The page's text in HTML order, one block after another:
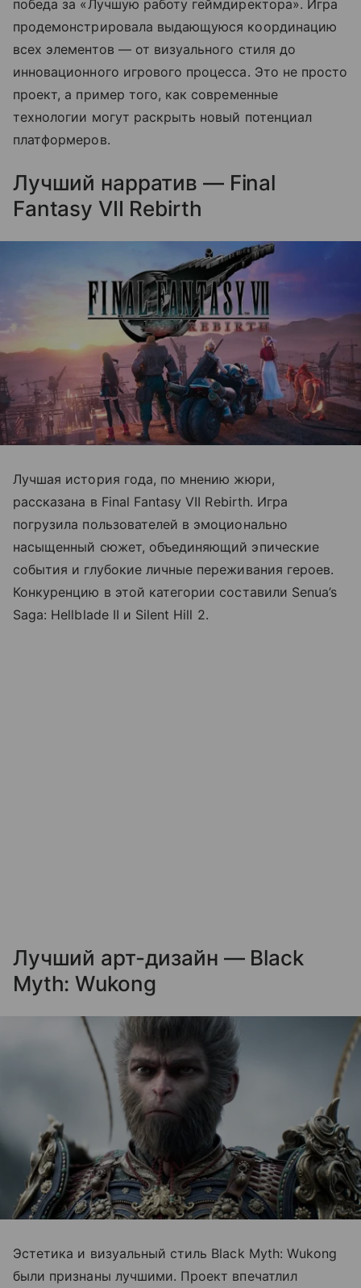
победа за «Лучшую работу геймдиректора». Игра
продемонстрировала выдающуюся координацию
всех элементов — от визуального стиля до
инновационного игрового процесса. Это не просто
проект, а пример того, как современные
технологии могут раскрыть новый потенциал
платформеров.
Лучший нарратив — Final
Fantasy VII Rebirth
Лучшая история года, по мнению жюри,
рассказана в Final Fantasy VII Rebirth. Игра
погрузила пользователей в эмоционально
насыщенный сюжет, объединяющий эпические
события и глубокие личные переживания героев.
Конкуренцию в этой категории составили Senua’s
Saga: Hellblade II и Silent Hill 2.
Лучший арт-дизайн — Black
Myth: Wukong
Эстетика и визуальный стиль Black Myth: Wukong
были признаны лучшими. Проект впечатлил